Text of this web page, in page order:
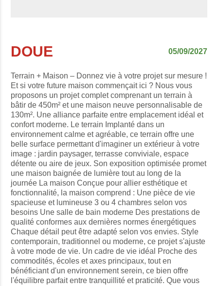
DOUE 05/09/2027
Terrain + Maison – Donnez vie à votre projet sur mesure !
Et si votre future maison commençait ici ? Nous vous
proposons un projet complet comprenant un terrain à
bâtir de 450m² et une maison neuve personnalisable de
130m². Une alliance parfaite entre emplacement idéal et
confort moderne. Le terrain Implanté dans un
environnement calme et agréable, ce terrain offre une
belle surface permettant d'imaginer un extérieur à votre
image : jardin paysager, terrasse conviviale, espace
détente ou aire de jeux. Son exposition optimisée promet
une maison baignée de lumière tout au long de la
journée La maison Conçue pour allier esthétique et
fonctionnalité, la maison comprend : Une pièce de vie
spacieuse et lumineuse 3 ou 4 chambres selon vos
besoins Une salle de bain moderne Des prestations de
qualité conformes aux dernières normes énergétiques
Chaque détail peut être adapté selon vos envies. Style
contemporain, traditionnel ou moderne, ce projet s'ajuste
à votre mode de vie. Un cadre de vie idéal Proche des
commodités, écoles et axes principaux, tout en
bénéficiant d'un environnement serein, ce bien offre
l'équilibre parfait entre tranquillité et praticité. Que vous